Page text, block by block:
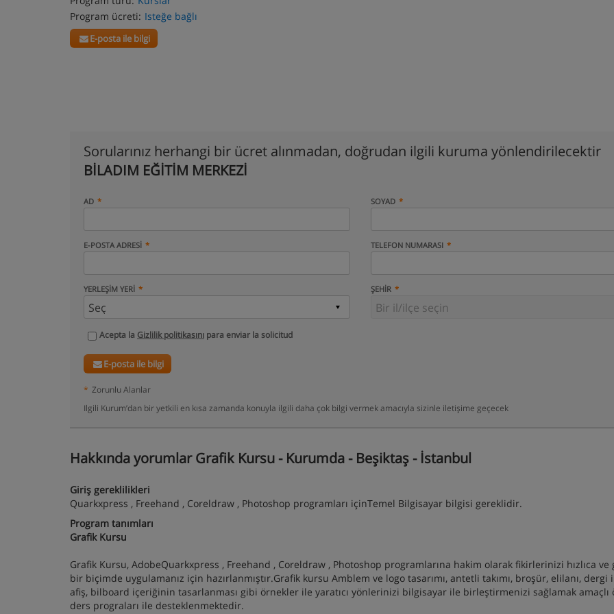
Program ücreti: Isteğe bağlı
E-posta ile bilgi
Sorularınız herhangi bir ücret alınmadan, doğrudan ilgili kuruma yönlendirilecektir
BİLADIM EĞİTİM MERKEZİ
AD SOYAD
E-POSTA ADRESI TELEFON NUMARASI
YERLEŞIM YERI ŞEHIR
Acepta la Gizlilik politikasını para enviar la solicitud
E-posta ile bilgi
* Zorunlu Alanlar
Ilgili Kurum’dan bir yetkili en kısa zamanda konuyla ilgili daha çok bilgi vermek amacıyla sizinle iletişime geçecek
Hakkında yorumlar Grafik Kursu - Kurumda - Beşiktaş - İstanbul
Giriş gereklilikleri
Quarkxpress , Freehand , Coreldraw , Photoshop programları içinTemel Bilgisayar bilgisi gereklidir.
Program tanımları
Grafik Kursu
Grafik Kursu, AdobeQuarkxpress , Freehand , Coreldraw , Photoshop programlarına hakim olarak fikirlerinizi hızlıca ve
bir biçimde uygulamanız için hazırlanmıştır.Grafik kursu Amblem ve logo tasarımı, antetli takımı, broşür, elilanı, dergi
afiş, bilboard içeriğinin tasarlanması gibi örnekler ile yaratıcı yönlerinizi bilgisayar ile birleştirmenizi sağlamak amaçlı
ders prograları ile desteklenmektedir.